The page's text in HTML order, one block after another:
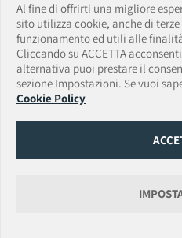
VULNERABILITY
AmTrust Assicurazioni S.p.A.
Sede Legale: Via Clerici • 14 • 20121 Milano •
Tel. + 39 0283438150 • Fax + 39 0283438174
PEC: amtrust.assicurazioni@pec.it• Email:
amtrust.assicurazioni@amtrustgroup.com
Capitale Sociale € 5.500.000,00 • P.IVA e
Numero REA MI-2562338 Provvedimento
14/03/2008
Gruppo di appartenenza AmTrust Financial
Al fine di offrirti una migliore
sito utilizza cookie, anche di
funzionamento ed utili alle
Cliccando su ACCETTA
alternativa puoi prestare il
sezione Impostazioni. Se vuoi
Cookie Policy